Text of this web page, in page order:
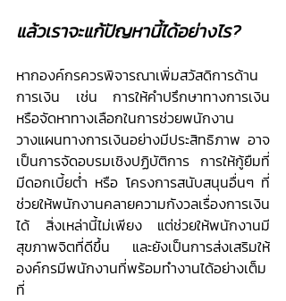
แล้วเราจะแก้ปัญหานี้ได้อย่างไร?
หากองค์กรควรพิจารณาเพิ่มสวัสดิการด้าน
การเงิน เช่น การให้คำปรึกษาทางการเงิน
หรือจัดหาทางเลือกในการช่วยพนักงาน
วางแผนทางการเงินอย่างมีประสิทธิภาพ อาจ
เป็นการจัดอบรมเชิงปฏิบัติการ การให้กู้ยืมที่
มีดอกเบี้ยต่ำ หรือ โครงการสนับสนุนอื่นๆ ที่
ช่วยให้พนักงานคลายความกังวลเรื่องการเงิน
ได้ สิ่งเหล่านี้ไม่เพียง แต่ช่วยให้พนักงานมี
สุขภาพจิตที่ดีขึ้น และยังเป็นการส่งเสริมให้
องค์กรมีพนักงานที่พร้อมทำงานได้อย่างเต็ม
ที่